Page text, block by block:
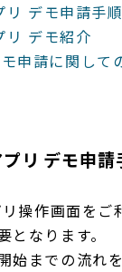
デモ申請手順
リ デモ紹介
申請に関して
リ デモ申請
操作画面をご
となります。
始までの流れ